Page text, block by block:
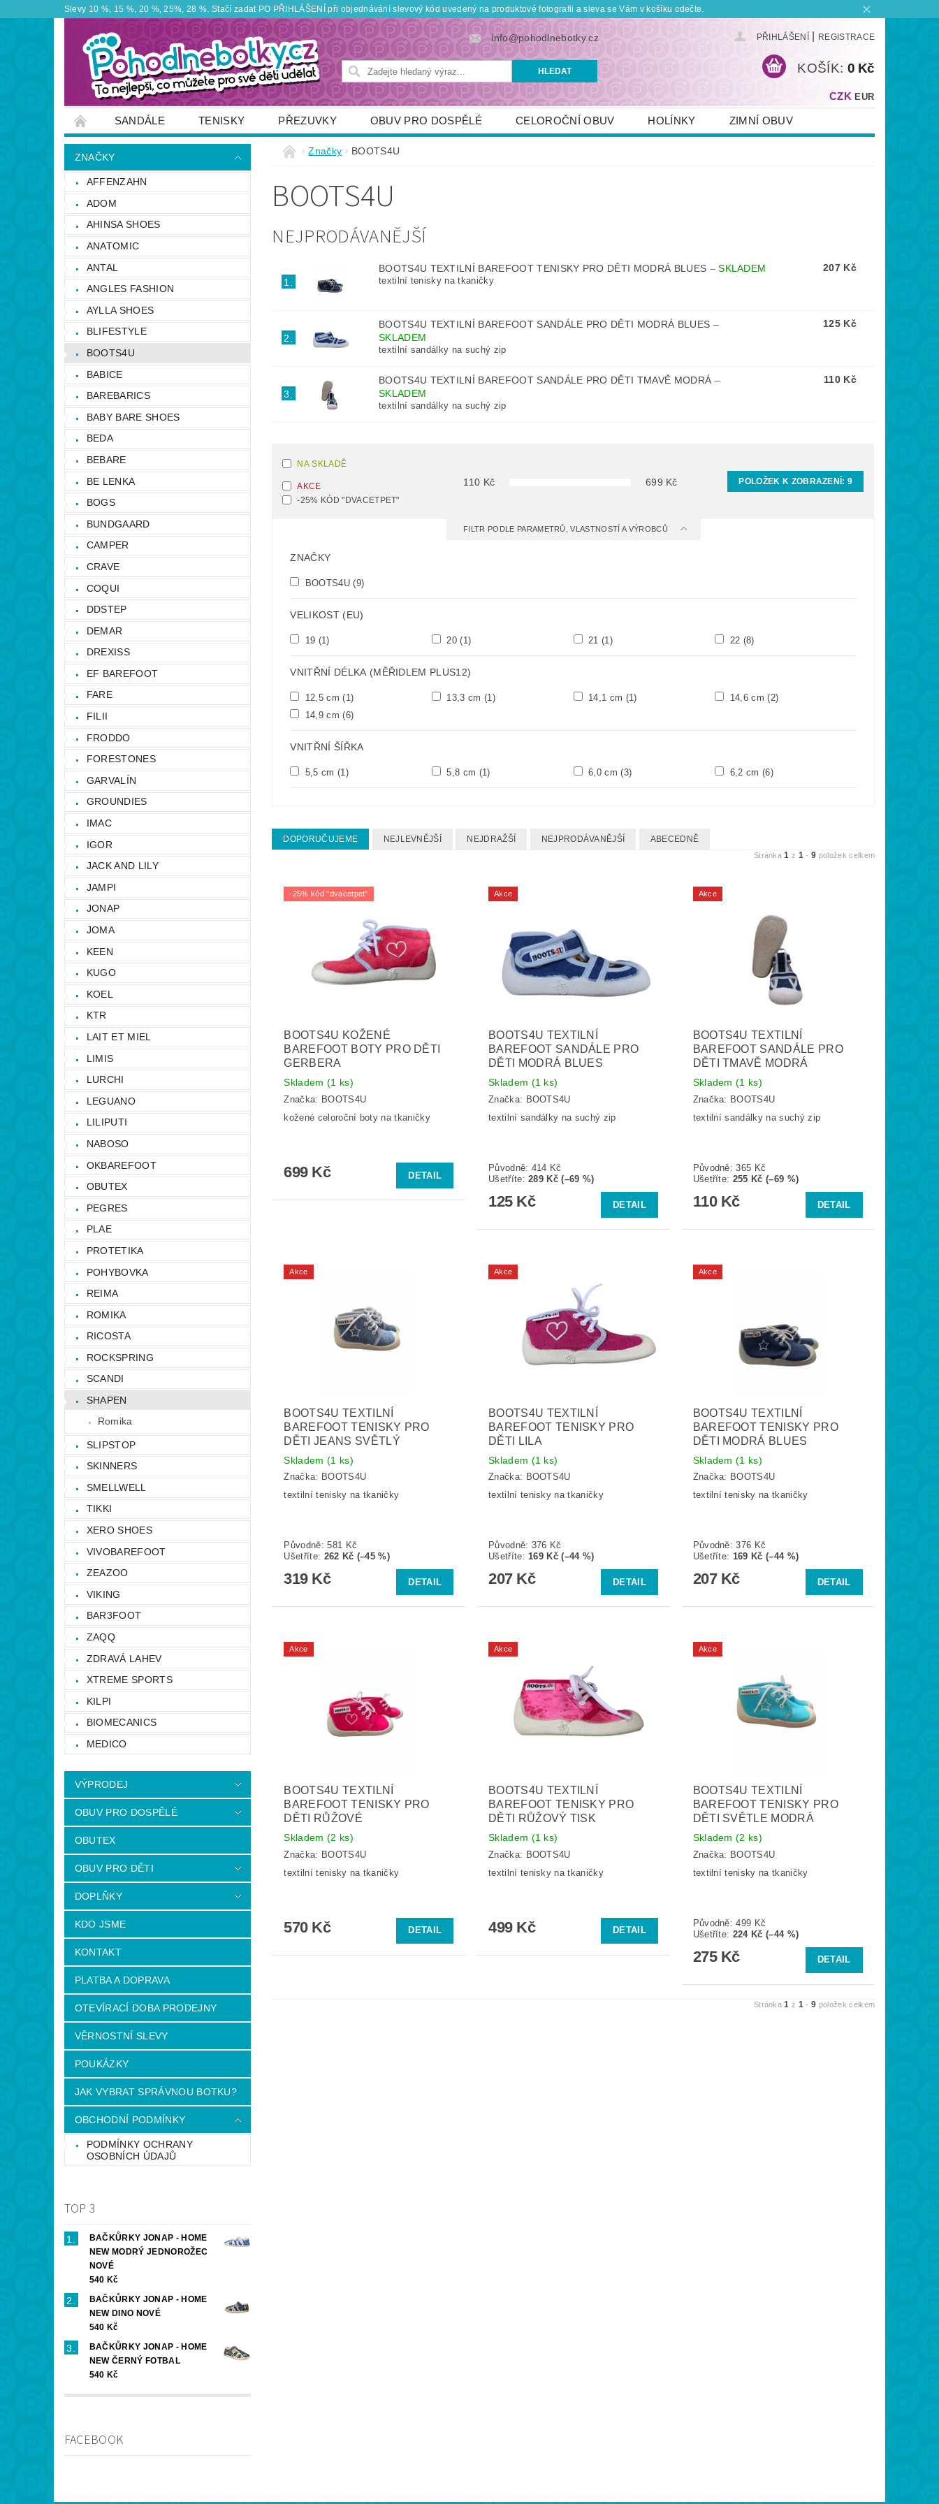
Slevy 10 %, 15 %, 20 %, 25%, 28 %. Stačí zadat PO PŘIHLÁŠENÍ při objednávání slevový kód uvedený na produktové fotografii a sleva se Vám v košíku odečte.
info@pohodlnebotky.cz PŘIHLÁŠENÍ REGISTRACE
CZK EUR
KOŠÍK: 0 Kč
SANDÁLE TENISKY PŘEZUVKY OBUV PRO DOSPĚLÉ CELOROČNÍ OBUV HOLÍNKY ZIMNÍ OBUV
ZNAČKY VÝPRODEJ OBUTEX OBUV PRO DĚTI
OTEVÍRACÍ DOBA PRODEJNY
NAPIŠTE NÁM
ZNAČKY
AFFENZAHN
ADOM
AHINSA SHOES
ANATOMIC
ANTAL
ANGLES FASHION
AYLLA SHOES
BLIFESTYLE
BOOTS4U
BABICE
BAREBARICS
BABY BARE SHOES
BEDA
BEBARE
BE LENKA
BOGS
BUNDGAARD
CAMPER
CRAVE
COQUI
DDSTEP
DEMAR
DREXISS
EF BAREFOOT
FARE
FILII
FRODDO
FORESTONES
GARVALÍN
GROUNDIES
IMAC
IGOR
JACK AND LILY
JAMPI
JONAP
JOMA
KEEN
KUGO
KOEL
KTR
LAIT ET MIEL
LIMIS
LURCHI
LEGUANO
LILIPUTI
NABOSO
OKBAREFOOT
OBUTEX
PEGRES
PLAE
PROTETIKA
POHYBOVKA
REIMA
ROMIKA
RICOSTA
ROCKSPRING
SCANDI
SHAPEN
Romika
SLIPSTOP
SKINNERS
SMELLWELL
TIKKI
XERO SHOES
VIVOBAREFOOT
ZEAZOO
VIKING
BAR3FOOT
ZAQQ
ZDRAVÁ LAHEV
XTREME SPORTS
KILPI
BIOMECANICS
MEDICO
VÝPRODEJ
OBUV PRO DOSPĚLÉ
OBUTEX
OBUV PRO DĚTI
DOPLŇKY
KDO JSME
KONTAKT
PLATBA A DOPRAVA
OTEVÍRACÍ DOBA PRODEJNY
VĚRNOSTNÍ SLEVY
POUKÁZKY
JAK VYBRAT SPRÁVNOU BOTKU?
OBCHODNÍ PODMÍNKY
PODMÍNKY OCHRANY
OSOBNÍCH ÚDAJŮ
TOP 3
BAČKŮRKY JONAP - HOME
NEW MODRÝ JEDNOROŽEC
NOVÉ
540 Kč
BAČKŮRKY JONAP - HOME
NEW DINO NOVÉ
540 Kč
BAČKŮRKY JONAP - HOME
NEW ČERNÝ FOTBAL
540 Kč
FACEBOOK
Značky BOOTS4U
BOOTS4U
NEJPRODÁVANĚJŠÍ
1.
BOOTS4U TEXTILNÍ BAREFOOT TENISKY PRO DĚTI MODRÁ BLUES –SKLADEM
textilní tenisky na tkaničky
207 Kč
2.
BOOTS4U TEXTILNÍ BAREFOOT SANDÁLE PRO DĚTI MODRÁ BLUES –
SKLADEM
textilní sandálky na suchý zip
125 Kč
3.
BOOTS4U TEXTILNÍ BAREFOOT SANDÁLE PRO DĚTI TMAVĚ MODRÁ –
SKLADEM
textilní sandálky na suchý zip
110 Kč
NA SKLADĚ
AKCE
-25% KÓD "DVACETPET"
110 Kč 699 Kč POLOŽEK K ZOBRAZENÍ:9
FILTR PODLE PARAMETRŮ, VLASTNOSTÍ A VÝROBCŮ
ZNAČKY
BOOTS4U(9)
VELIKOST (EU)
19 (1) 20(1) 21(1) 22 (8)
VNITŘNÍ DÉLKA (MĚŘIDLEM PLUS12)
12,5 cm(1) 13,3 cm (1) 14,1 cm (1) 14,6 cm(2)
14,9 cm(6)
VNITŘNÍ ŠÍŘKA
5,5 cm (1) 5,8 cm (1) 6,0 cm(3) 6,2 cm(6)
DOPORUČUJEME NEJLEVNĚJŠÍ NEJDRAŽŠÍ NEJPRODÁVANĚJŠÍ ABECEDNĚ
Stránka1 z 1 -9 položek celkem
-25% kód "dvacetpet"
BOOTS4U KOŽENÉ
BAREFOOT BOTY PRO DĚTI
GERBERA
Skladem (1 ks)
Značka: BOOTS4U
kožené celoroční boty na tkaničky
699 Kč DETAIL
Akce
BOOTS4U TEXTILNÍ
BAREFOOT SANDÁLE PRO
DĚTI MODRÁ BLUES
Skladem (1 ks)
Značka: BOOTS4U
textilní sandálky na suchý zip
Původně: 414 Kč
Ušetříte:289 Kč (–69 %)
125 Kč DETAIL
Akce
BOOTS4U TEXTILNÍ
BAREFOOT SANDÁLE PRO
DĚTI TMAVĚ MODRÁ
Skladem(1 ks)
Značka: BOOTS4U
textilní sandálky na suchý zip
Původně:365 Kč
Ušetříte: 255 Kč (–69 %)
110 Kč DETAIL
Akce
BOOTS4U TEXTILNÍ
BAREFOOT TENISKY PRO
DĚTI JEANS SVĚTLÝ
Skladem (1 ks)
Značka: BOOTS4U
textilní tenisky na tkaničky
Původně:581 Kč
Ušetříte: 262 Kč (–45 %)
319 Kč DETAIL
Akce
BOOTS4U TEXTILNÍ
BAREFOOT TENISKY PRO
DĚTI LILA
Skladem (1 ks)
Značka: BOOTS4U
textilní tenisky na tkaničky
Původně: 376 Kč
Ušetříte:169 Kč (–44 %)
207 Kč DETAIL
Akce
BOOTS4U TEXTILNÍ
BAREFOOT TENISKY PRO
DĚTI MODRÁ BLUES
Skladem(1 ks)
Značka: BOOTS4U
textilní tenisky na tkaničky
Původně:376 Kč
Ušetříte: 169 Kč (–44 %)
207 Kč DETAIL
Akce
BOOTS4U TEXTILNÍ
BAREFOOT TENISKY PRO
DĚTI RŮŽOVÉ
Skladem (2 ks)
Značka: BOOTS4U
textilní tenisky na tkaničky
570 Kč DETAIL
Akce
BOOTS4U TEXTILNÍ
BAREFOOT TENISKY PRO
DĚTI RŮŽOVÝ TISK
Skladem (1 ks)
Značka: BOOTS4U
textilní tenisky na tkaničky
499 Kč DETAIL
Akce
BOOTS4U TEXTILNÍ
BAREFOOT TENISKY PRO
DĚTI SVĚTLE MODRÁ
Skladem(2 ks)
Značka: BOOTS4U
textilní tenisky na tkaničky
Původně:499 Kč
Ušetříte: 224 Kč (–44 %)
275 Kč DETAIL
Stránka1 z 1 -9 položek celkem